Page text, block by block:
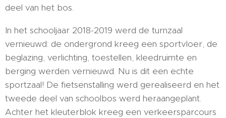
deel van het bos.
In het schooljaar 2018-2019 werd de turnzaal
vernieuwd: de ondergrond kreeg een sportvloer, de
beglazing, verlichting, toestellen, kleedruimte en
berging werden vernieuwd. Nu is dit een echte
sportzaal! De fietsenstalling werd gerealiseerd en het
tweede deel van schoolbos werd heraangeplant.
Achter het kleuterblok kreeg een verkeersparcours